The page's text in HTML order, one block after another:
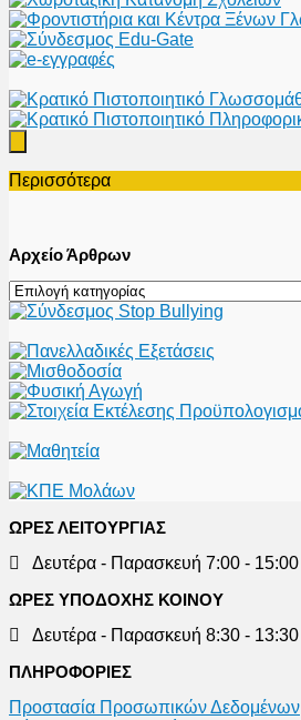
Περισσότερα
Αρχείο Άρθρων
Αρχείο
Άρθρων
ΩΡΕΣ ΛΕΙΤΟΥΡΓΙΑΣ
Δευτέρα - Παρασκευή 7:00 - 15:00
ΩΡΕΣ ΥΠΟΔΟΧΗΣ ΚΟΙΝΟΥ
Δευτέρα - Παρασκευή 8:30 - 13:30
ΠΛΗΡΟΦΟΡΙΕΣ
Προστασία Προσωπικών Δεδομένων